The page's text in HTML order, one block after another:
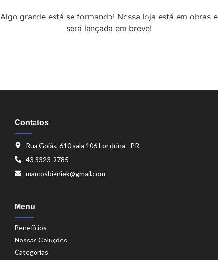
Algo grande está se formando! Nossa loja está em obras e
será lançada em breve!
Contatos
Rua Goiás, 610 sala 106 Londrina - PR
43 3323-9785
marcosbieniek@gmail.com
Menu
Benefícios
Nossas Coluções
Categorias